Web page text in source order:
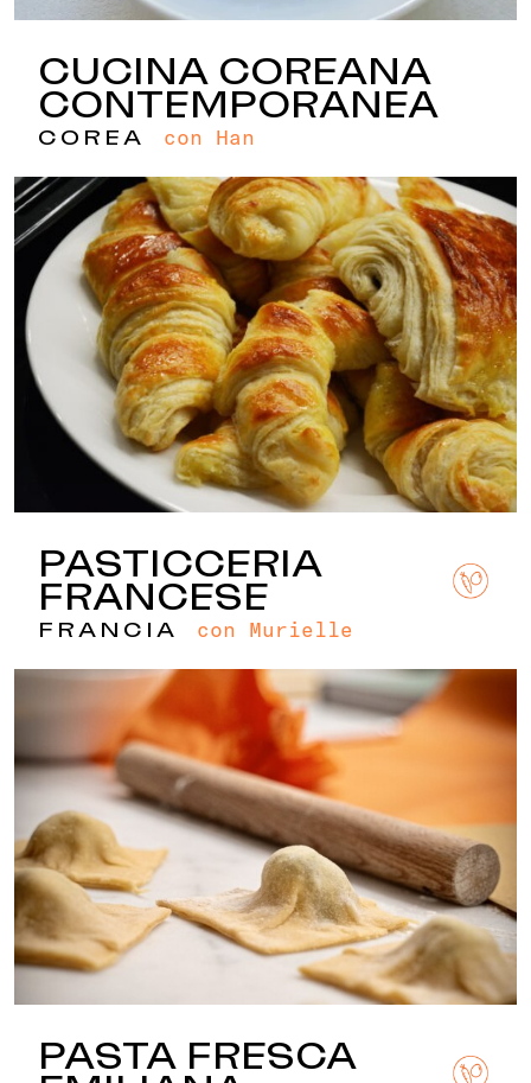
CUCINA COREANA
CONTEMPORANEA
COREA con Han
PASTICCERIA
FRANCESE
FRANCIA con Murielle
PASTA FRESCA